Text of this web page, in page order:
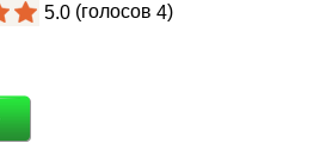
5.0 (голосов 4)